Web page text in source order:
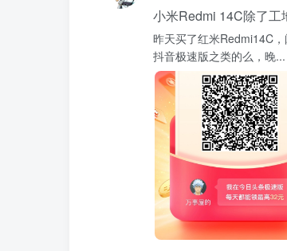
小米Redmi 14C除了工
昨天买了红米Redmi14C
抖音极速版之类的么，晚...